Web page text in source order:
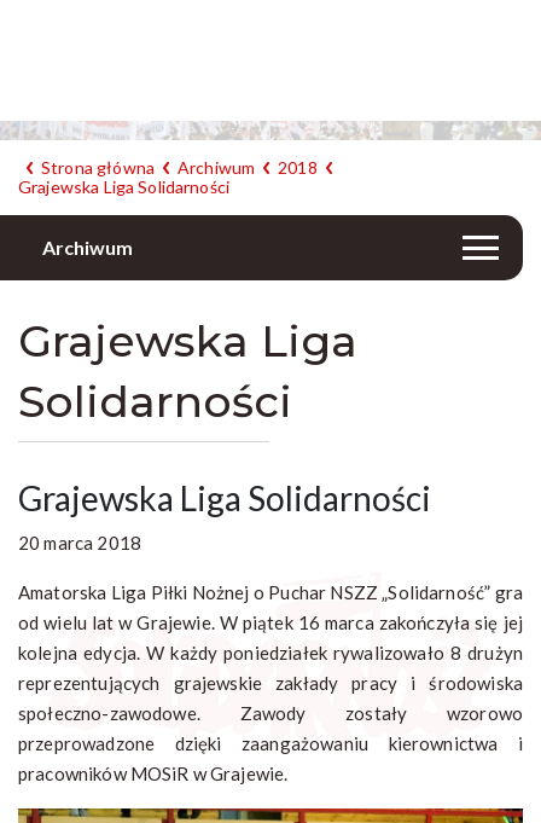
Strona główna Archiwum
2018
Grajewska Liga Solidarności
Archiwum
Grajewska Liga
Solidarności
Grajewska Liga Solidarności
20 marca 2018
Amatorska Liga Piłki Nożnej o Puchar NSZZ „Solidarność” gra
od wielu lat w Grajewie. W piątek 16 marca zakończyła się jej
kolejna edycja. W każdy poniedziałek rywalizowało 8 drużyn
reprezentujących grajewskie zakłady pracy i środowiska
społeczno-zawodowe. Zawody zostały wzorowo
przeprowadzone dzięki zaangażowaniu kierownictwa i
pracowników MOSiR w Grajewie.